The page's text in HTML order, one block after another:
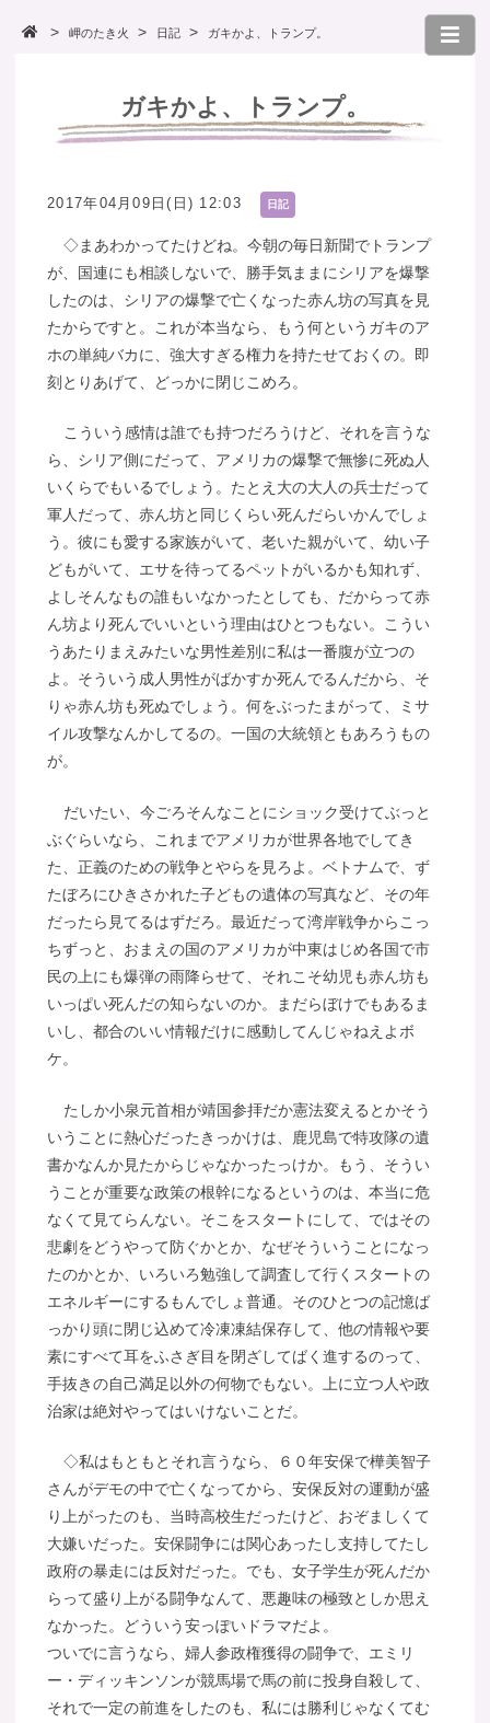
岬のたき火 日記 ガキかよ、トランプ。
ガキかよ、トランプ。
2017年04月09日(日) 12:03 日記
◇まあわかってたけどね。今朝の毎日新聞でトランプ
が、国連にも相談しないで、勝手気ままにシリアを爆撃
したのは、シリアの爆撃で亡くなった赤ん坊の写真を見
たからですと。これが本当なら、もう何というガキのア
ホの単純バカに、強大すぎる権力を持たせておくの。即
刻とりあげて、どっかに閉じこめろ。
こういう感情は誰でも持つだろうけど、それを言うな
ら、シリア側にだって、アメリカの爆撃で無惨に死ぬ人
いくらでもいるでしょう。たとえ大の大人の兵士だって
軍人だって、赤ん坊と同じくらい死んだらいかんでしょ
う。彼にも愛する家族がいて、老いた親がいて、幼い子
どもがいて、エサを待ってるペットがいるかも知れず、
よしそんなもの誰もいなかったとしても、だからって赤
ん坊より死んでいいという理由はひとつもない。こうい
うあたりまえみたいな男性差別に私は一番腹が立つの
よ。そういう成人男性がばかすか死んでるんだから、そ
りゃ赤ん坊も死ぬでしょう。何をぶったまがって、ミサ
イル攻撃なんかしてるの。一国の大統領ともあろうもの
が。
だいたい、今ごろそんなことにショック受けてぶっと
ぶぐらいなら、これまでアメリカが世界各地でしてき
た、正義のための戦争とやらを見ろよ。ベトナムで、ず
たぼろにひきさかれた子どもの遺体の写真など、その年
だったら見てるはずだろ。最近だって湾岸戦争からこっ
ちずっと、おまえの国のアメリカが中東はじめ各国で市
民の上にも爆弾の雨降らせて、それこそ幼児も赤ん坊も
いっぱい死んだの知らないのか。まだらぼけでもあるま
いし、都合のいい情報だけに感動してんじゃねえよボ
ケ。
たしか小泉元首相が靖国参拝だか憲法変えるとかそう
いうことに熱心だったきっかけは、鹿児島で特攻隊の遺
書かなんか見たからじゃなかったっけか。もう、そうい
うことが重要な政策の根幹になるというのは、本当に危
なくて見てらんない。そこをスタートにして、ではその
悲劇をどうやって防ぐかとか、なぜそういうことになっ
たのかとか、いろいろ勉強して調査して行くスタートの
エネルギーにするもんでしょ普通。そのひとつの記憶ば
っかり頭に閉じ込めて冷凍凍結保存して、他の情報や要
素にすべて耳をふさぎ目を閉ざしてばく進するのって、
手抜きの自己満足以外の何物でもない。上に立つ人や政
治家は絶対やってはいけないことだ。
◇私はもともとそれ言うなら、６０年安保で樺美智子
さんがデモの中で亡くなってから、安保反対の運動が盛
り上がったのも、当時高校生だったけど、おぞましくて
大嫌いだった。安保闘争には関心あったし支持してたし
政府の暴走には反対だった。でも、女子学生が死んだか
らって盛り上がる闘争なんて、悪趣味の極致としか思え
なかった。どういう安っぽいドラマだよ。
ついでに言うなら、婦人参政権獲得の闘争で、エミリ
ー・ディッキンソンが競馬場で馬の前に投身自殺して、
それで一定の前進をしたのも、私には勝利じゃなくてむ